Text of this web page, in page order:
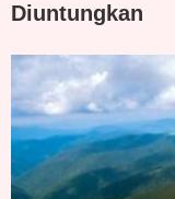
Diuntungkan